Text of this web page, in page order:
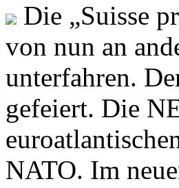
Die „Suisse
von nun an
unterfahren.
gefeiert. Die
NATO. Im